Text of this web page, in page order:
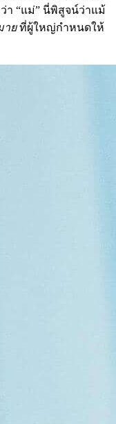
า “แม่” นี่พิสูจน์ว่าแม้
ายที่ผู้ใหญ่กำหนดให้